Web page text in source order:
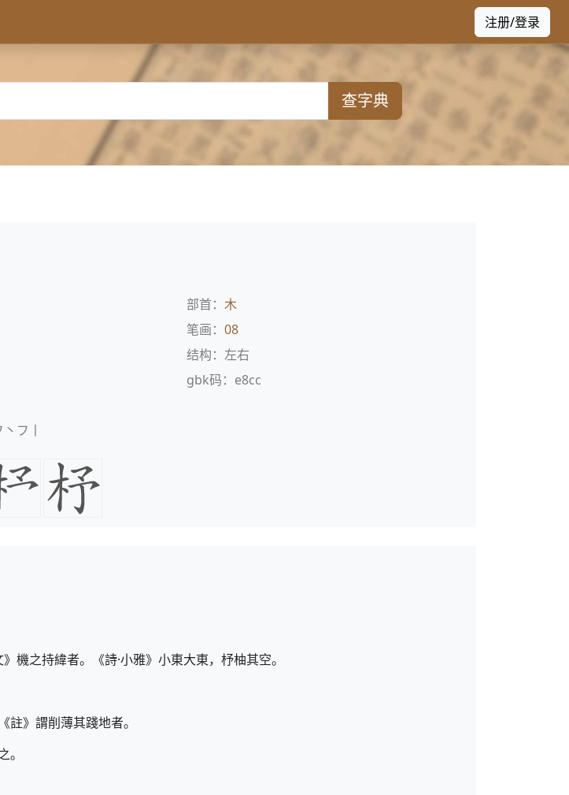
注册/登录
查字典
部首： 木
笔画： 08
结构：左右
gbk码：e8cc
フ丨
機之持緯者。《詩·小雅》小東大東，杼柚其空。
註》謂削薄其踐地者。